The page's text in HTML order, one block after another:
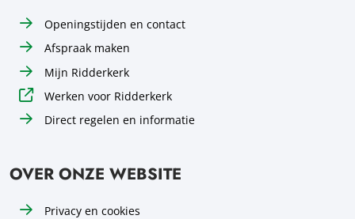
Openingstijden en contact
Afspraak maken
Mijn Ridderkerk
Werken voor Ridderkerk
Direct regelen en informatie
OVER ONZE WEBSITE
Privacy en cookies